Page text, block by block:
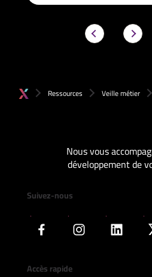
Ressources Veille métier
Nous vous
développement de
Suivez-nous
Accès rapide